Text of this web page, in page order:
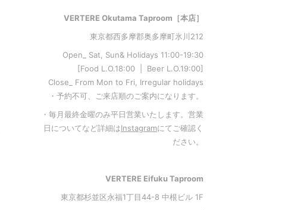
VERTERE Okutama Taproom［本店］
東京都西多摩郡奥多摩町氷川212
Open_ Sat, Sun& Holidays 11:00-19:30
[Food L.O.18:00 | Beer L.O.19:00]
Close_ From Mon to Fri, Irregular holidays
・予約不可、ご来店順のご案内になります。
・毎月最終金曜のみ平日営業いたします。営業
日についてなど詳細はInstagramにてご確認く
ださい。
VERTERE Eifuku Taproom
東京都杉並区永福1丁目44-8 中根ビル 1F